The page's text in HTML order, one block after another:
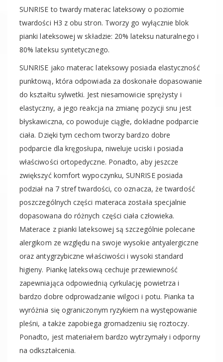
SUNRISE to twardy materac lateksowy o poziomie
twardości H3 z obu stron. Tworzy go wyłącznie blok
pianki lateksowej w składzie: 20% lateksu naturalnego i
80% lateksu syntetycznego.
SUNRISE jako materac lateksowy posiada elastyczność
punktową, która odpowiada za doskonałe dopasowanie
do kształtu sylwetki. Jest niesamowicie sprężysty i
elastyczny, a jego reakcja na zmianę pozycji snu jest
błyskawiczna, co powoduje ciągłe, dokładne podparcie
ciała. Dzięki tym cechom tworzy bardzo dobre
podparcie dla kręgosłupa, niweluje uciski i posiada
właściwości ortopedyczne. Ponadto, aby jeszcze
zwiększyć komfort wypoczynku, SUNRISE posiada
podział na 7 stref twardości, co oznacza, że twardość
poszczególnych części materaca została specjalnie
dopasowana do różnych części ciała człowieka.
Materace z pianki lateksowej są szczególnie polecane
alergikom ze względu na swoje wysokie antyalergiczne
oraz antygrzybiczne właściwości i wysoki standard
higieny. Piankę lateksową cechuje przewiewność
zapewniająca odpowiednią cyrkulację powietrza i
bardzo dobre odprowadzanie wilgoci i potu. Pianka ta
wyróżnia się ograniczonym ryzykiem na występowanie
pleśni, a także zapobiega gromadzeniu się roztoczy.
Ponadto, jest materiałem bardzo wytrzymały i odporny
na odkształcenia.